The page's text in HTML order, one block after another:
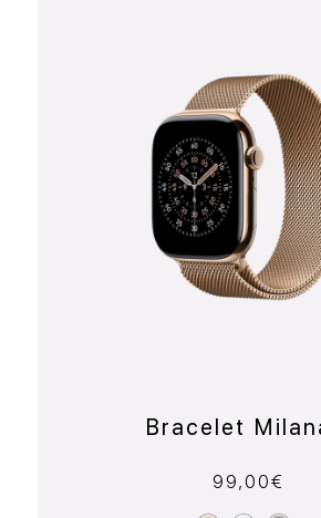
Bracelet
99,00€